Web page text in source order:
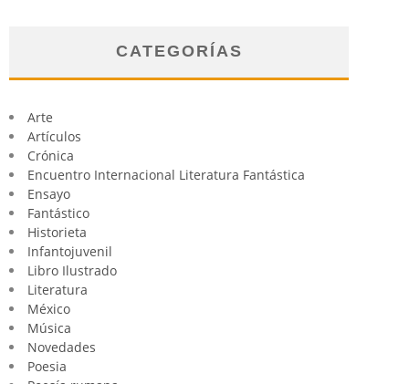
CATEGORÍAS
Arte
Artículos
Crónica
Encuentro Internacional Literatura Fantástica
Ensayo
Fantástico
Historieta
Infantojuvenil
Libro Ilustrado
Literatura
México
Música
Novedades
Poesia